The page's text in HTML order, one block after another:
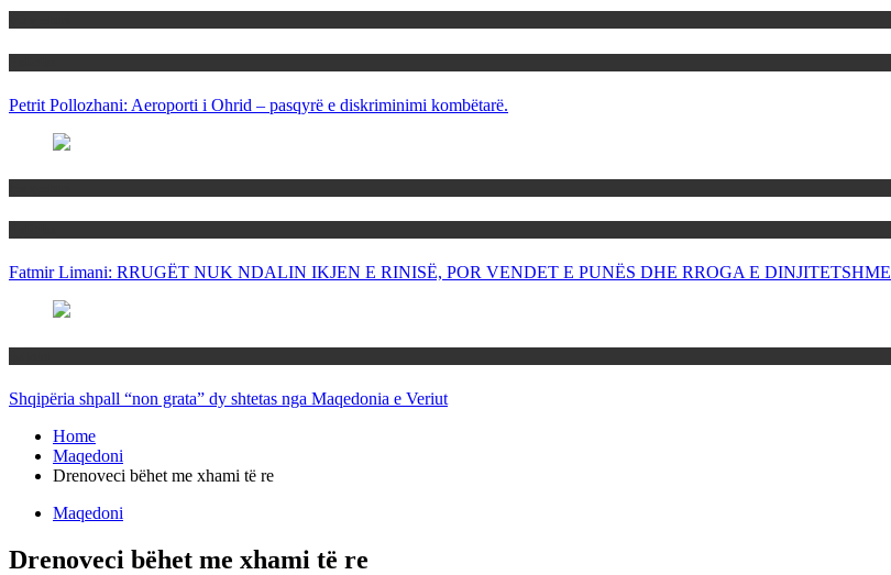
Petrit Pollozhani: Aeroporti i Ohrid – pasqyrë e diskriminimi kombëtarë.
Fatmir Limani: RRUGËT NUK NDALIN IKJEN E RINISË, POR VENDET E PUNËS DHE RROGA E DINJITETSHME
Shqipëria shpall “non grata” dy shtetas nga Maqedonia e Veriut
Home
Maqedoni
Drenoveci bëhet me xhami të re
Maqedoni
Drenoveci bëhet me xhami të re